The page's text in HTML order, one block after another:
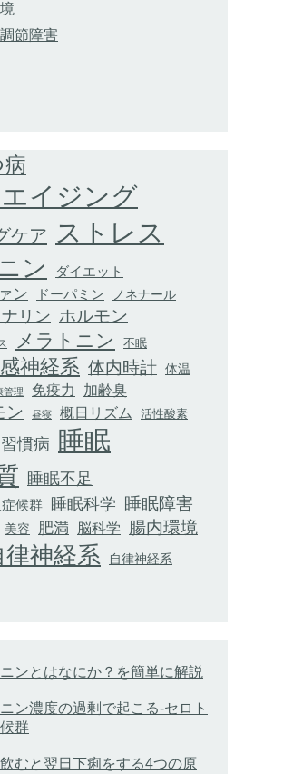
節障害
病
イジング
ケア ストレス
ン ダイエット
ン ドーパミン ノネナール
リン ホルモン
メラトニン 不眠
神経系 体内時計 体温
管理 免疫力 加齢臭
ン 昼寝 概日リズム 活性酸素
慣病 睡眠
睡眠不足
候群 睡眠科学 睡眠障害
美容 肥満 脳科学 腸内環境
律神経系 自律神経系
ンとはなにか？を簡単に解説
ン濃度の過剰で起こる-セロト
群
むと翌日下痢をする4つの原